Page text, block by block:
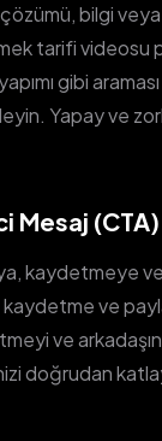
bilgi
tarifi videosu
gibi
Yapay ve
Mesaj
kaydetmeye
ve
ve
doğrudan